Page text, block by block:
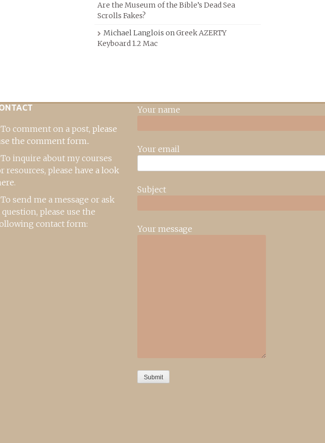
Are the Museum of the Bible’s Dead Sea
Scrolls Fakes?
Michael Langlois onGreek AZERTY
Keyboard 1.2 Mac
To comment on a post, please
the comment form..
To inquire about my courses
resources, please have a look
.
To send me a message or ask
question, please use the
contact form:
Your name
Your email
Subject
Your message